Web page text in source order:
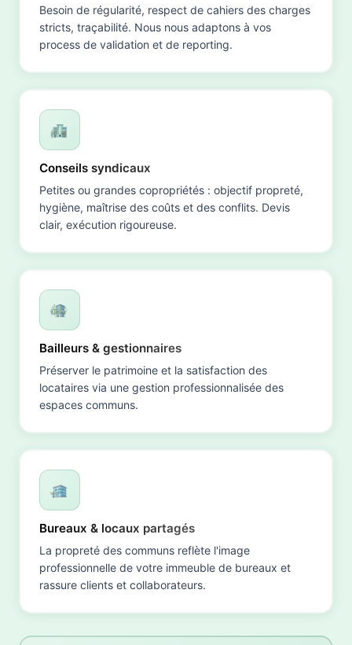
Besoin de régularité, respect de cahiers des charges
stricts, traçabilité. Nous nous adaptons à vos
process de validation et de reporting.
Conseils syndicaux
Petites ou grandes copropriétés : objectif propreté,
hygiène, maîtrise des coûts et des conflits. Devis
clair, exécution rigoureuse.
Bailleurs & gestionnaires
Préserver le patrimoine et la satisfaction des
locataires via une gestion professionnalisée des
espaces communs.
Bureaux & locaux partagés
La propreté des communs reflète l'image
professionnelle de votre immeuble de bureaux et
rassure clients et collaborateurs.